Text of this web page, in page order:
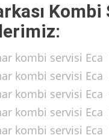
kombi servisi
kombi servisi
kombi servisi
kombi servisi
kombi servisi